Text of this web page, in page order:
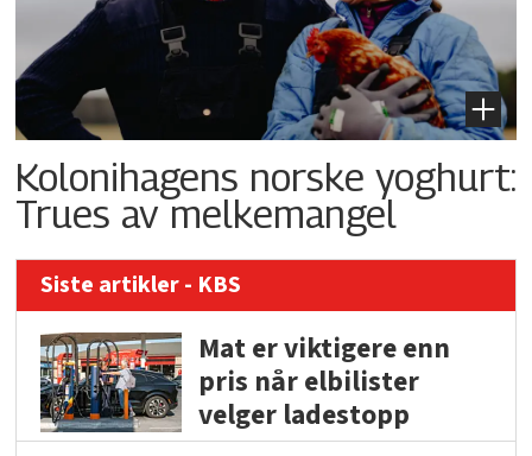
Kolonihagens norske yoghurt:
Trues av melkemangel
Siste artikler - KBS
Mat er viktigere enn
pris når elbilister
velger ladestopp